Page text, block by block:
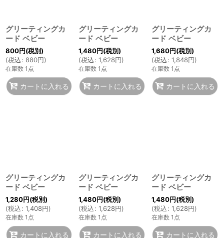
グリーティングカ
ード ベビー
800円(税別)
(税込: 880円)
在庫数 1点
カートに入れる
グリーティングカ
ード ベビー
1,480円(税別)
(税込: 1,628円)
在庫数 1点
カートに入れる
グリーティングカ
ード ベビー
1,680円(税別)
(税込: 1,848円)
在庫数 1点
カートに入れる
グリーティングカ
ード ベビー
1,280円(税別)
(税込: 1,408円)
在庫数 1点
カートに入れる
グリーティングカ
ード ベビー
1,480円(税別)
(税込: 1,628円)
在庫数 1点
カートに入れる
グリーティングカ
ード ベビー
1,480円(税別)
(税込: 1,628円)
在庫数 1点
カートに入れる